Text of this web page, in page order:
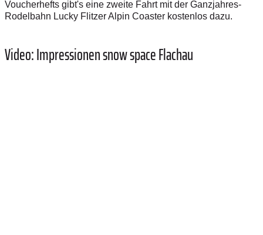
Voucherhefts gibt's eine zweite Fahrt mit der Ganzjahres-
Rodelbahn Lucky Flitzer Alpin Coaster kostenlos dazu.
Video: Impressionen snow space Flachau